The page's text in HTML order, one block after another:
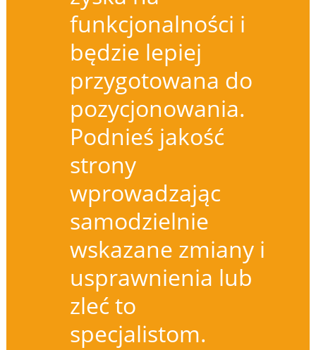
funkcjonalności i
będzie lepiej
przygotowana do
pozycjonowania.
Podnieś jakość
strony
wprowadzając
samodzielnie
wskazane zmiany i
usprawnienia lub
zleć to
specjalistom.